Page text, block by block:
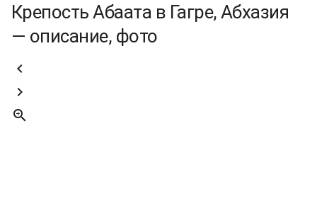
Крепость Абаата в Гагре, Абхазия
— описание, фото


